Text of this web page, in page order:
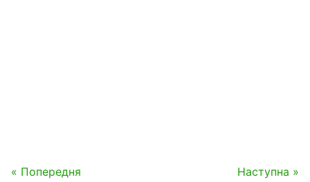
« Попередня Наступна »